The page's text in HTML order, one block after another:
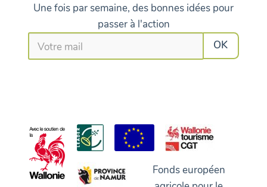
Une fois par semaine, des bonnes idées pour
passer à l'action
Fonds européen